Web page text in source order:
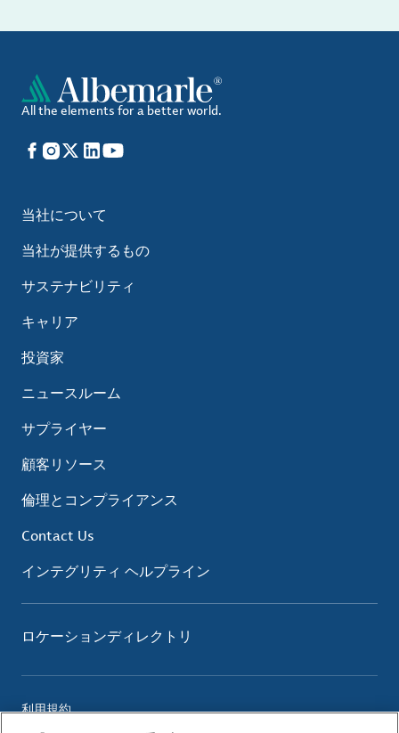
All the elements for a better world.
Facebook
Instagram
X LinkedIn
YouTube
当社について
当社が提供するもの
サステナビリティ
キャリア
投資家
ニュースルーム
サプライヤー
顧客リソース
倫理とコンプライアンス
Contact Us
インテグリティ ヘルプライン
ロケーションディレクトリ
利用規約